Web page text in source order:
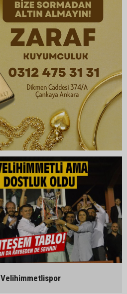
Velihimmetlispor